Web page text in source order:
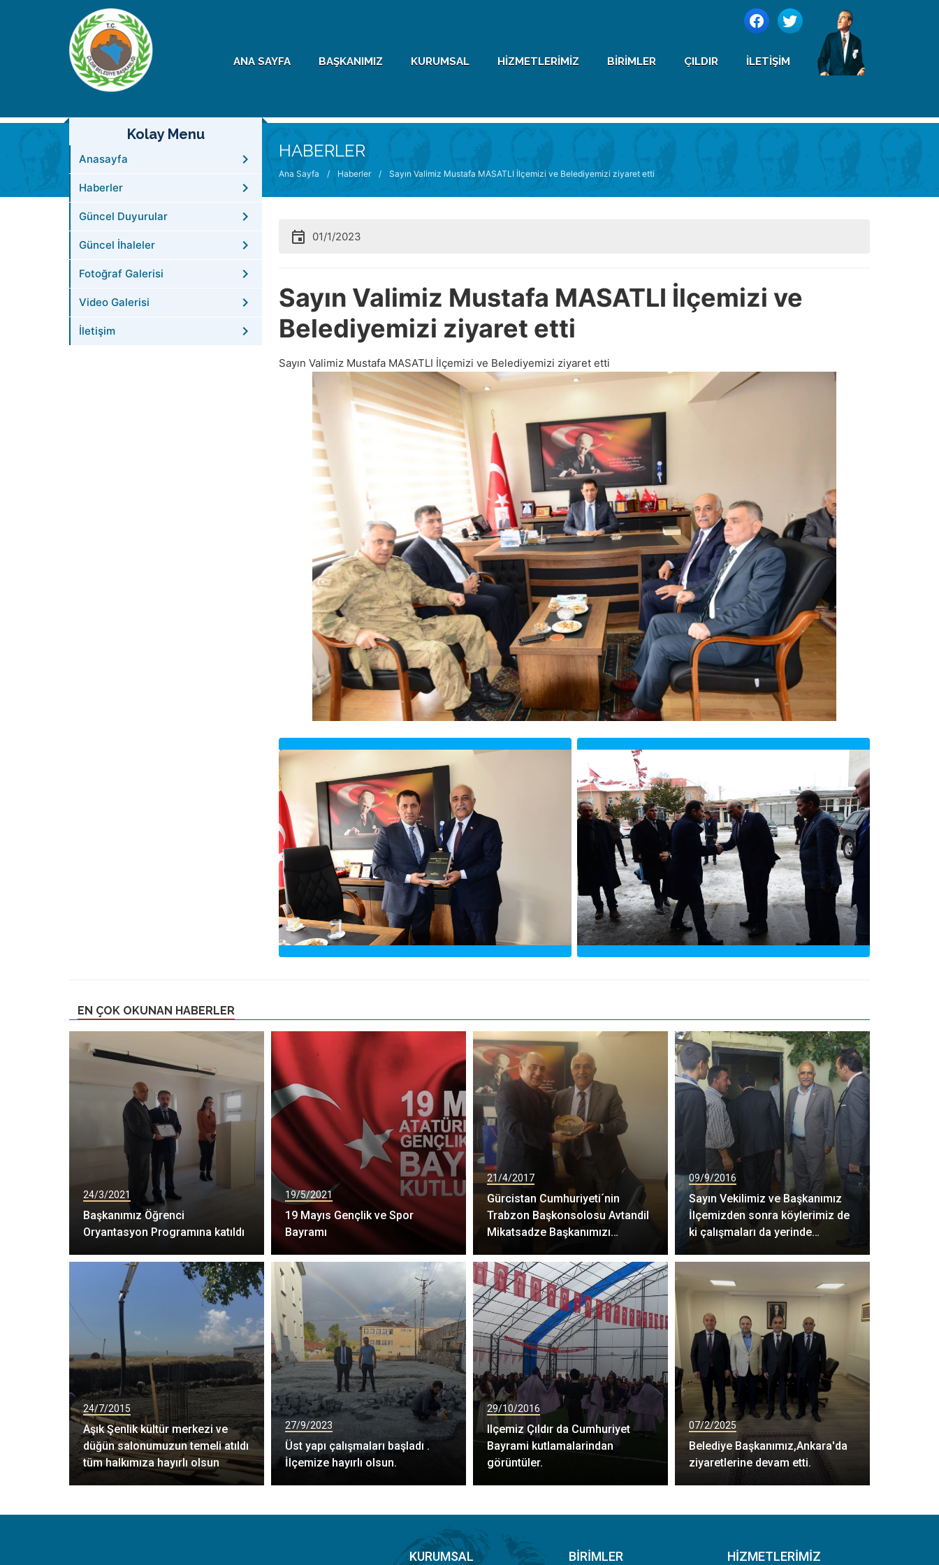
ANA SAYFA BAŞKANIMIZ KURUMSAL HIZMETLERIMIZ BIRIMLER ÇILDIR İLETIŞIM
HABERLER
Ana Sayfa / Haberler / Sayın Valimiz Mustafa MASATLI İlçemizi ve Belediyemizi ziyaret etti
Kolay Menu
Anasayfa
Haberler
Güncel Duyurular
Güncel İhaleler
Fotoğraf Galerisi
Video Galerisi
İletişim
01/1/2023
Sayın Valimiz Mustafa MASATLI İlçemizi ve
Belediyemizi ziyaret etti
Sayın Valimiz Mustafa MASATLI İlçemizi ve Belediyemizi ziyaret etti
EN ÇOK OKUNAN HABERLER
24/3/2021
Başkanımız Öğrenci
Oryantasyon Programına katıldı
19/5/2021
19 Mayıs Gençlik ve Spor
Bayramı
21/4/2017
Gürcistan Cumhuriyeti´nin
Trabzon Başkonsolosu Avtandil
Mikatsadze Başkanımızı
09/9/2016
Sayın Vekilimiz ve Başkanımız
İlçemizden sonra köylerimiz de
ki çalışmaları da yerinde
24/7/2015
Aşık Şenlik kültür merkezi ve
düğün salonumuzun temeli atıldı
tüm halkımıza hayırlı olsun
27/9/2023
Üst yapı çalışmaları başladı .
İlçemize hayırlı olsun.
29/10/2016
Ilçemiz Çıldır da Cumhuriyet
Bayrami kutlamalarindan
görüntüler.
07/2/2025
Belediye Başkanımız,Ankara'da
ziyaretlerine devam etti.
KURUMSAL BIRIMLER HIZMETLERIMIZ